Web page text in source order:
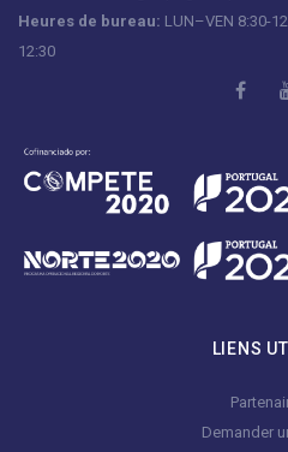
Heures de bureau: LUN–VEN 8:30-
12:30
LIENS
Demander